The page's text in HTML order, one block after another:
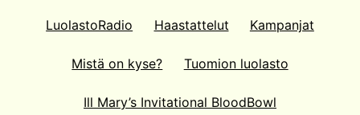
LuolastoRadio Haastattelut Kampanjat
Mistä on kyse? Tuomion luolasto
Ill Mary’s Invitational BloodBowl